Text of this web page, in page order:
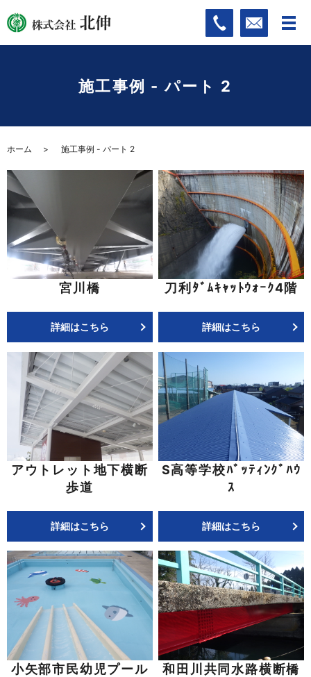
施工事例 - パート 2
ホーム 施工事例 - パート 2
宮川橋
詳細はこちら
刀利ﾀﾞﾑｷｬｯﾄｳｫｰｸ4階
詳細はこちら
アウトレット地下横断
歩道
詳細はこちら
S高等学校ﾊﾞｯﾃｨﾝｸﾞﾊｳ
ｽ
詳細はこちら
小矢部市民幼児プール 和田川共同水路横断橋